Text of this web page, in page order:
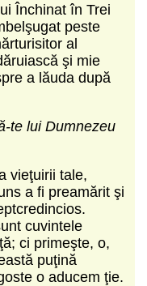
Închinat în Trei
peste
al
şi mie
a lăuda după
te lui Dumnezeu
vieţuirii tale,
a fi preamărit şi
cuvintele
ci primeşte, o,
puţină
o aducem ţie.